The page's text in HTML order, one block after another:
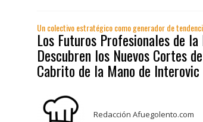
Un colectivo estratégico como generador de
Los Futuros Profesionales de
Descubren los Nuevos Cortes
Cabrito de la Mano de Interovic
Redacción Afuegolento.com